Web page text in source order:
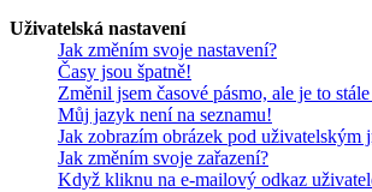
Uživatelská nastavení
Jak změním svoje nastavení?
Časy jsou špatně!
Změnil jsem časové pásmo, ale je to
Můj jazyk není na seznamu!
Jak zobrazím obrázek pod uživatelským
Jak změním svoje zařazení?
Když kliknu na e-mailový odkaz